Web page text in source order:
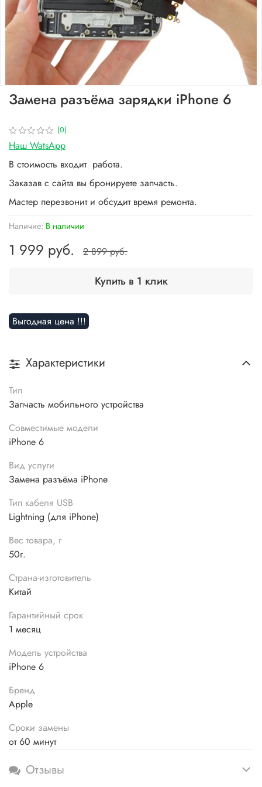
(0)
Наличие: В наличии
Выгодная цена !!!
Замена разъёма зарядки iPhone 6
1 999 руб. 2 899 руб.
Купить в 1 клик
Наш WatsApp
В стоимость входит работа.
Заказав с сайта вы бронируете запчасть.
Мастер перезвонит и обсудит время ремонта.
Характеристики
Тип
Запчасть мобильного устройства
Совместимые модели
iPhone 6
Вид услуги
Замена разъёма iPhone
Тип кабеля USB
Lightning (для iPhone)
Вес товара, г
50г.
Страна-изготовитель
Китай
Гарантийный срок
1 месяц
Модель устройства
iPhone 6
Бренд
Apple
Сроки замены
от 60 минут
Отзывы